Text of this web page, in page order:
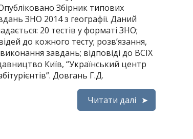
Збірник типових
ЗНО 2014 з географії. Даний
20 тестів у форматі ЗНО;
до кожного тесту; розв’язання,
завдань; відповіді до ВСІХ
Київ, “Український центр
Довгань Г.Д.
Читати далі